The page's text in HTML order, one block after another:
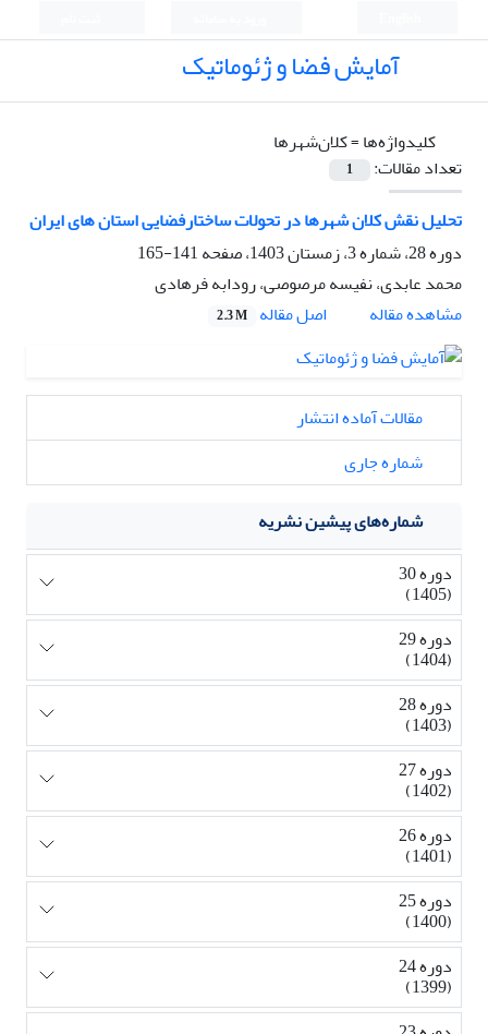
آمایش فضا و ژئوماتیک
کلیدواژه‌ها =کلان‌شهرها
تعداد مقالات:
1
تحلیل نقش کلان شهرها در تحولات ساختارفضایی استان های ایران
دوره 28، شماره 3، زمستان 1403، صفحه
141-165
محمد عابدی، نفیسه مرصوصی، رودابه فرهادی
مشاهده مقاله
اصل مقاله 2.3 M
مقالات آماده انتشار
شماره جاری
شماره‌های پیشین نشریه
دوره 30
(1405)
دوره 29
(1404)
دوره 28
(1403)
دوره 27
(1402)
دوره 26
(1401)
دوره 25
(1400)
دوره 24
(1399)